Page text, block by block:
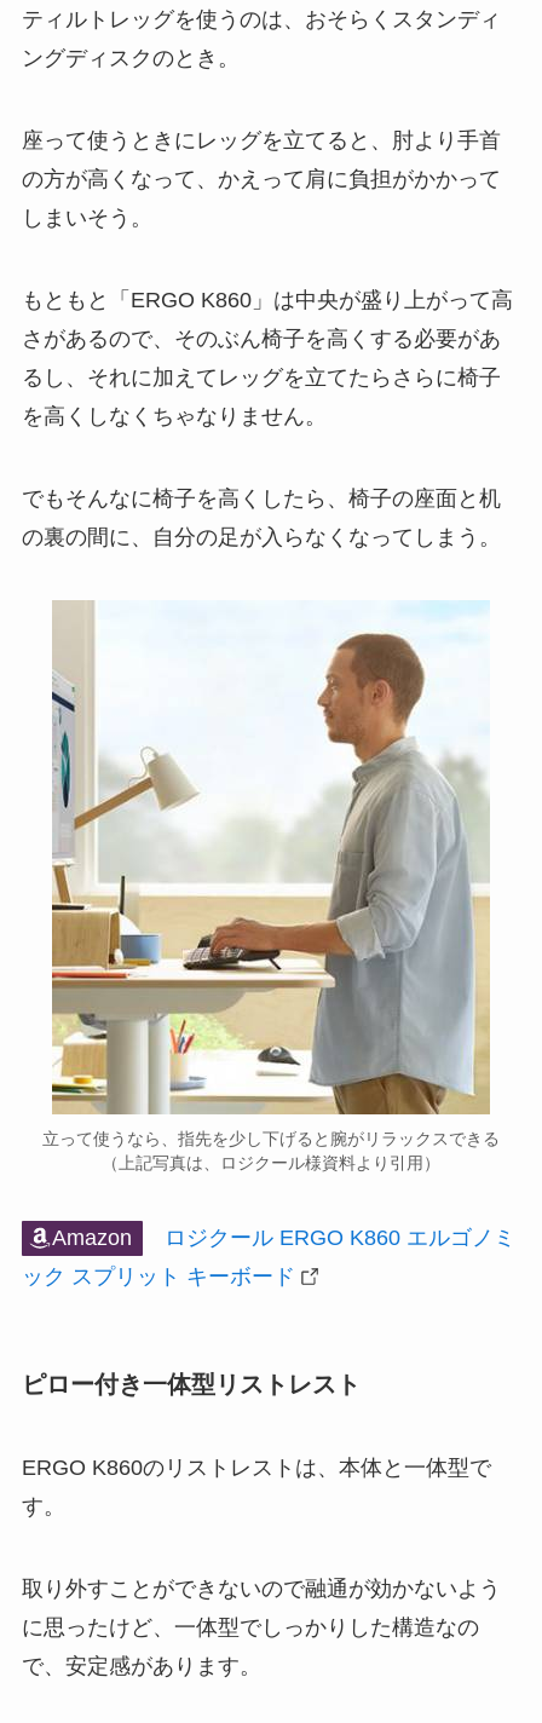
ティルトレッグを使うのは、おそらくスタンディ
ングディスクのとき。
座って使うときにレッグを立てると、肘より手首
の方が高くなって、かえって肩に負担がかかって
しまいそう。
もともと「ERGO K860」は中央が盛り上がって高
さがあるので、そのぶん椅子を高くする必要があ
るし、それに加えてレッグを立てたらさらに椅子
を高くしなくちゃなりません。
でもそんなに椅子を高くしたら、椅子の座面と机
の裏の間に、自分の足が入らなくなってしまう。
立って使うなら、指先を少し下げると腕がリラックスできる
（上記写真は、ロジクール様資料より引用）
Amazon
ロジクール ERGO K860 エルゴノミ
ック スプリット キーボード
ピロー付き一体型リストレスト
ERGO K860のリストレストは、本体と一体型で
す。
取り外すことができないので融通が効かないよう
に思ったけど、一体型でしっかりした構造なの
で、安定感があります。